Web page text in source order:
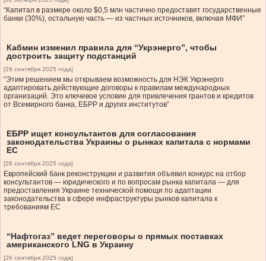
“Капитал в размере около $0,5 млн частично предоставят государственные
банки (30%), остальную часть — из частных источников, включая МФИ”
Кабмин изменил правила для “Укрэнерго”, чтобы
достроить защиту подстанций
[29 сентября 2025 года]
“Этим решением мы открываем возможность для НЭК Укрэнерго
адаптировать действующие договоры к правилам международных
организаций. Это ключевое условие для привлечения грантов и кредитов
от Всемирного банка, ЕБРР и других институтов”
ЕБРР ищет консультантов для согласования
законодательства Украины о рынках капитала с нормами
ЕС
[26 сентября 2025 года]
Европейский банк реконструкции и развития объявил конкурс на отбор
консультантов — юридического и по вопросам рынка капитала — для
предоставления Украине технической помощи по адаптации
законодательства в сфере инфраструктуры рынков капитала к
требованиям ЕС
“Нафтогаз” ведет переговоры о прямых поставках
американского LNG в Украину
[26 сентября 2025 года]